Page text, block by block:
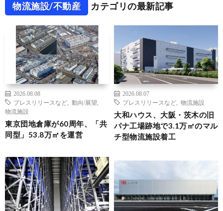
物流施設/不動産 カテゴリの最新記事
2026.08.08
プレスリリースなど
動向/展望
物流施設
東京団地倉庫が60周年、「共
同型」53.8万㎡を運営
2026.08.07
プレスリリースなど
物流施設
大和ハウス、大阪・茨木の旧
パナ工場跡地で3.1万㎡のマル
チ型物流施設着工